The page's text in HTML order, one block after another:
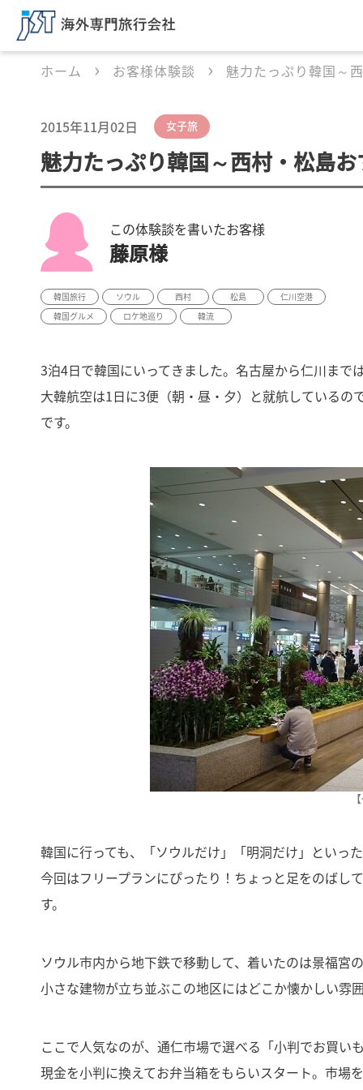
ホーム お客様体験談 魅力たっぷり韓国～
2015年11月02日 女子旅
魅力たっぷり韓国～西村・松島
この体験談を書いたお客様
藤原様
韓国旅行 ソウル 西村 松島
仁川空港
韓国グルメ
ロケ地巡り 韓流
3泊4日で韓国にいってきました。名古屋から仁川まで
大韓航空は1日に3便（朝・昼・夕）と就航している
です。
韓国に行っても、「ソウルだけ」「明洞だけ」といっ
今回はフリープランにぴったり！ちょっと足をのばし
す。
ソウル市内から地下鉄で移動して、着いたのは景福宮
小さな建物が立ち並ぶこの地区にはどこか懐かしい雰
ここで人気なのが、通仁市場で選べる「小判でお買い
現金を小判に換えてお弁当箱をもらいスタート。市場